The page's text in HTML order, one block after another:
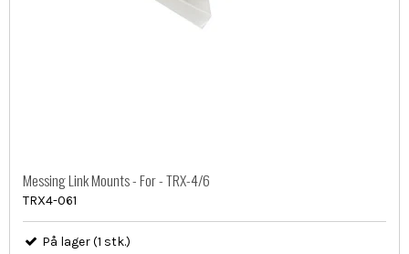
Messing Link Mounts - For - TRX-4/6
TRX4-061
På lager (1 stk.)